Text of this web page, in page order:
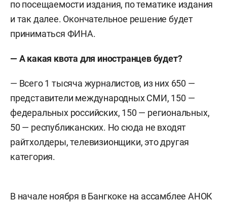
по посещаемости издания, по тематике издания
и так далее. Окончательное решение будет
приниматься ФИНА.
— А какая квота для иностранцев будет?
— Всего 1 тысяча журналистов, из них 650 —
представители международных СМИ, 150 —
федеральных российских, 150 — региональных,
50 — республиканских. Но сюда не входят
райтхолдеры, телевизионщики, это другая
категория.
В начале ноября в Бангкоке на ассамблее АНОК